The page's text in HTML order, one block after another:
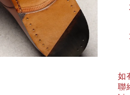
如
聯